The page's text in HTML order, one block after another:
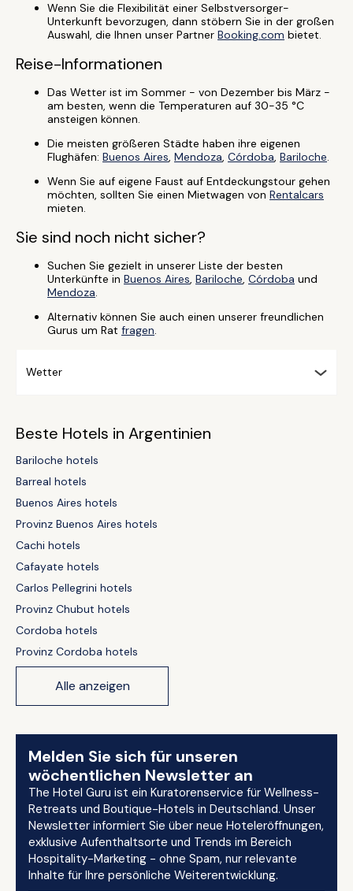
Wenn Sie die Flexibilität einer Selbstversorger-
Unterkunft bevorzugen, dann stöbern Sie in der großen
Auswahl, die Ihnen unser Partner Booking.com bietet.
Reise-Informationen
Das Wetter ist im Sommer - von Dezember bis März -
am besten, wenn die Temperaturen auf 30-35 °C
ansteigen können.
Die meisten größeren Städte haben ihre eigenen
Flughäfen: Buenos Aires, Mendoza, Córdoba, Bariloche.
Wenn Sie auf eigene Faust auf Entdeckungstour gehen
möchten, sollten Sie einen Mietwagen von Rentalcars
mieten.
Sie sind noch nicht sicher?
Suchen Sie gezielt in unserer Liste der besten
Unterkünfte in Buenos Aires, Bariloche, Córdoba und
Mendoza.
Alternativ können Sie auch einen unserer freundlichen
Gurus um Rat fragen.
Wetter
Beste Hotels in Argentinien
Bariloche hotels
Barreal hotels
Buenos Aires hotels
Provinz Buenos Aires hotels
Cachi hotels
Cafayate hotels
Carlos Pellegrini hotels
Provinz Chubut hotels
Cordoba hotels
Provinz Cordoba hotels
Alle anzeigen
Melden Sie sich für unseren
wöchentlichen Newsletter an
The Hotel Guru ist ein Kuratorenservice für Wellness-
Retreats und Boutique-Hotels in Deutschland. Unser
Newsletter informiert Sie über neue Hoteleröffnungen,
exklusive Aufenthaltsorte und Trends im Bereich
Hospitality-Marketing - ohne Spam, nur relevante
Inhalte für Ihre persönliche Weiterentwicklung.